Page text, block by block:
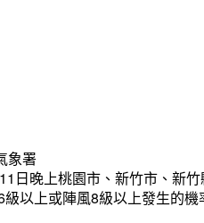
象署
日晚上桃園市、新竹市、新
以上或陣風8級以上發生的